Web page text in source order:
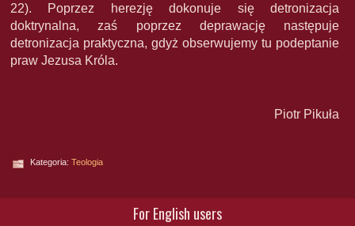
22). Poprzez herezję dokonuje się detronizacja
doktrynalna, zaś poprzez deprawację następuje
detronizacja praktyczna, gdyż obserwujemy tu podeptanie
praw Jezusa Króla.
Piotr Pikuła
Kategoria: Teologia
For English users